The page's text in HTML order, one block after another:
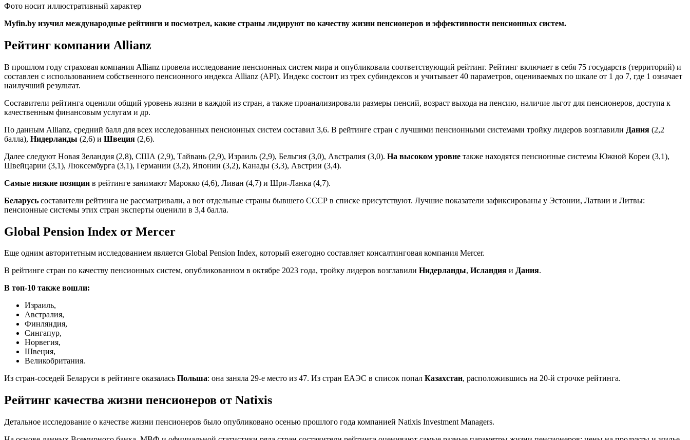
Фото носит иллюстративный характер
Myfin.by изучил международные рейтинги и посмотрел, какие страны лидируют по качеству жизни пенсионеров и эффективности пенсионных систем.
Рейтинг компании Allianz
В прошлом году страховая компания Allianz провела исследование пенсионных систем мира и опубликовала соответствующий рейтинг. Рейтинг включает в себя 75 государств (территорий) и
составлен с использованием собственного пенсионного индекса Allianz (API). Индекс состоит из трех субиндексов и учитывает 40 параметров, оцениваемых по шкале от 1 до 7, где 1 означает
наилучший результат.
Составители рейтинга оценили общий уровень жизни в каждой из стран, а также проанализировали размеры пенсий, возраст выхода на пенсию, наличие льгот для пенсионеров, доступа к
качественным финансовым услугам и др.
По данным Allianz, средний балл для всех исследованных пенсионных систем составил 3,6. В рейтинге стран с лучшими пенсионными системами тройку лидеров возглавили Дания (2,2
балла), Нидерланды (2,6) и Швеция (2,6).
Далее следуют Новая Зеландия (2,8), США (2,9), Тайвань (2,9), Израиль (2,9), Бельгия (3,0), Австралия (3,0). На высоком уровне также находятся пенсионные системы Южной Кореи (3,1),
Швейцарии (3,1), Люксембурга (3,1), Германии (3,2), Японии (3,2), Канады (3,3), Австрии (3,4).
Самые низкие позиции в рейтинге занимают Марокко (4,6), Ливан (4,7) и Шри-Ланка (4,7).
Беларусь составители рейтинга не рассматривали, а вот отдельные страны бывшего СССР в списке присутствуют. Лучшие показатели зафиксированы у Эстонии, Латвии и Литвы:
пенсионные системы этих стран эксперты оценили в 3,4 балла.
Global Pension Index от Mercer
Еще одним авторитетным исследованием является Global Pension Index, который ежегодно составляет консалтинговая компания Mercer.
В рейтинге стран по качеству пенсионных систем, опубликованном в октябре 2023 года, тройку лидеров возглавили Нидерланды, Исландия и Дания.
В топ-10 также вошли:
Израиль,
Австралия,
Финляндия,
Сингапур,
Норвегия,
Швеция,
Великобритания.
Из стран-соседей Беларуси в рейтинге оказалась Польша: она заняла 29-е место из 47. Из стран ЕАЭС в список попал Казахстан, расположившись на 20-й строчке рейтинга.
Рейтинг качества жизни пенсионеров от Natixis
Детальное исследование о качестве жизни пенсионеров было опубликовано осенью прошлого года компанией Natixis Investment Managers.